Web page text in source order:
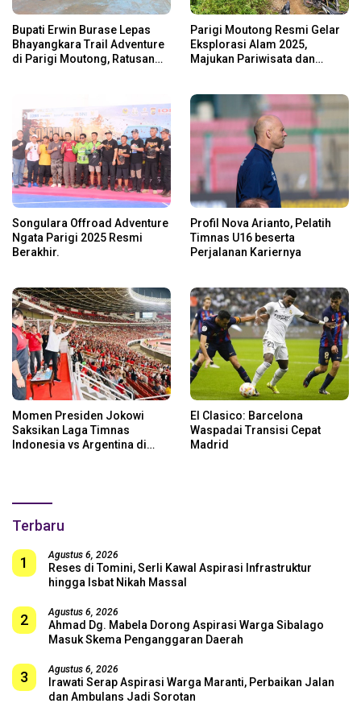
Bupati Erwin Burase Lepas
Bhayangkara Trail Adventure
di Parigi Moutong, Ratusan
Parigi Moutong Resmi Gelar
Eksplorasi Alam 2025,
Majukan Pariwisata dan
Songulara Offroad Adventure
Ngata Parigi 2025 Resmi
Berakhir.
Profil Nova Arianto, Pelatih
Timnas U16 beserta
Perjalanan Kariernya
Momen Presiden Jokowi
Saksikan Laga Timnas
Indonesia vs Argentina di
El Clasico: Barcelona
Waspadai Transisi Cepat
Madrid
Terbaru
1 Agustus 6, 2026
Reses di Tomini, Serli Kawal Aspirasi Infrastruktur
hingga Isbat Nikah Massal
2 Agustus 6, 2026
Ahmad Dg. Mabela Dorong Aspirasi Warga Sibalago
Masuk Skema Penganggaran Daerah
3 Agustus 6, 2026
Irawati Serap Aspirasi Warga Maranti, Perbaikan Jalan
dan Ambulans Jadi Sorotan